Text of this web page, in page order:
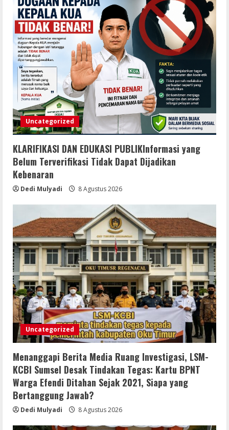
Masyarakat
8 Agustus 2026
Uncategorized
KLARIFIKASI DAN EDUKASI PUBLIKInformasi yang
Belum Terverifikasi Tidak Dapat Dijadikan
Kebenaran
Dedi Mulyadi 8 Agustus 2026
Uncategorized
Menanggapi Berita Media Ruang Investigasi, LSM-
KCBI Sumsel Desak Tindakan Tegas: Kartu BPNT
Warga Efendi Ditahan Sejak 2021, Siapa yang
Bertanggung Jawab?
Dedi Mulyadi 8 Agustus 2026